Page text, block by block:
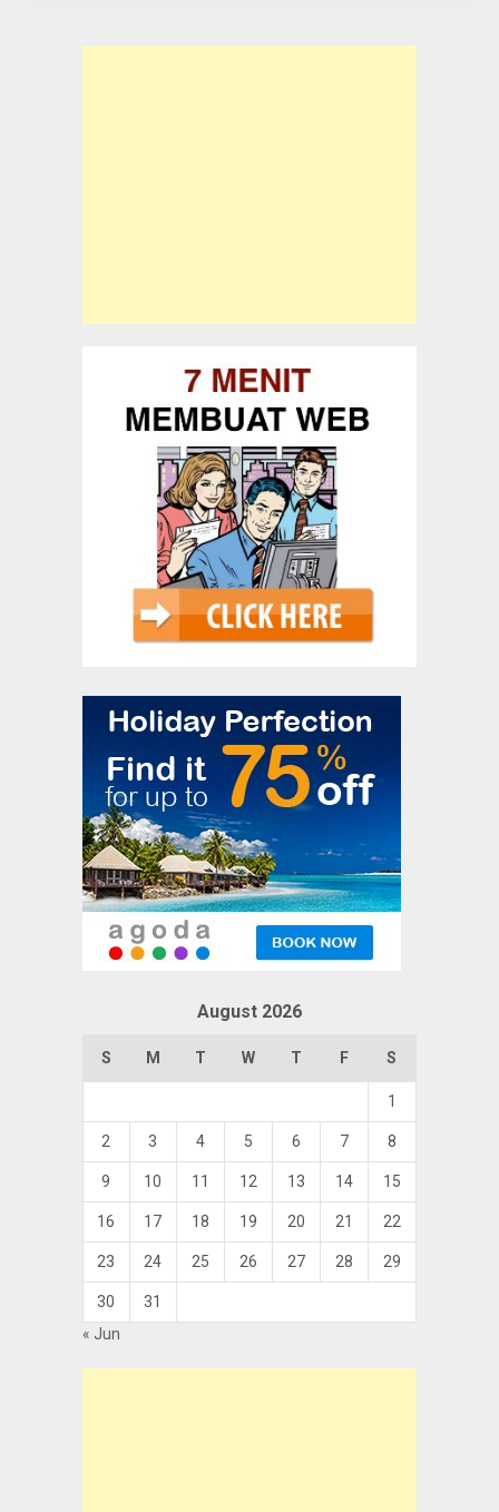
August 2026
S M T W T F S
1
2 3 4 5 6 7 8
9 10 11 12 13 14 15
16 17 18 19 20 21 22
23 24 25 26 27 28 29
30
31
« Jun